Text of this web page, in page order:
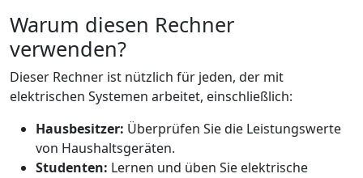
Warum diesen Rechner
verwenden?
Dieser Rechner ist nützlich für jeden, der mit
elektrischen Systemen arbeitet, einschließlich:
Hausbesitzer: Überprüfen Sie die Leistungswerte
von Haushaltsgeräten.
Studenten: Lernen und üben Sie elektrische